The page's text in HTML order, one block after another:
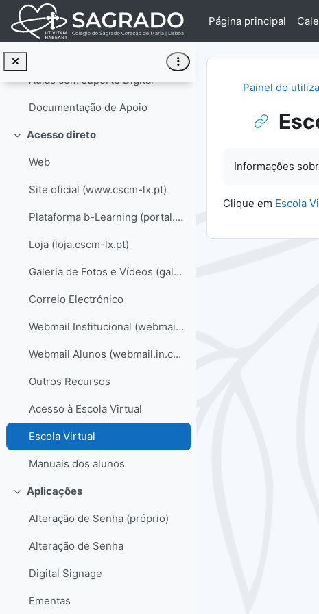
Ir para o conteúdo principal
Página principal
Termos / Definições de Informática
Aulas com suporte Digital
Documentação de Apoio
Contrair
Acesso direto
Web
Site oficial (www.cscm-lx.pt)
Plataforma b-Learning (portal.cscm-lx.pt)
Loja (loja.cscm-lx.pt)
Galeria de Fotos e Vídeos (galeria.cscm-lx.pt)
Correio Electrónico
Webmail Institucional (webmail.cscm-lx.pt)
Webmail Alunos (webmail.in.cscm-lx.pt)
Outros Recursos
Acesso à Escola Virtual
Escola Virtual
Manuais dos alunos
Contrair
Aplicações
Alteração de Senha (próprio)
Alteração de Senha
Digital Signage
Ementas
Painel do
Informações
Clique em Escola